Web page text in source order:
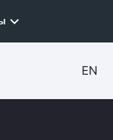
EN